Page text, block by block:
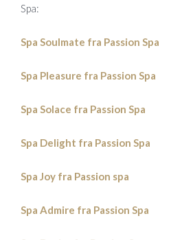
Spa:
Spa Soulmate fra Passion Spa
Spa Pleasure fra Passion Spa
Spa Solace fra Passion Spa
Spa Delight fra Passion Spa
Spa Joy fra Passion spa
Spa Admire fra Passion Spa